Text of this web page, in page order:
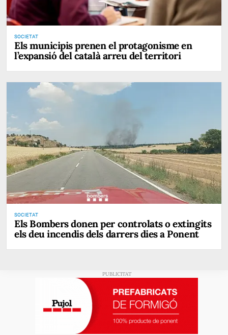
SOCIETAT
Els municipis prenen el protagonisme en
l’expansió del català arreu del territori
SOCIETAT
Els Bombers donen per controlats o extingits
els deu incendis dels darrers dies a Ponent